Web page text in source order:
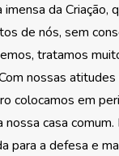
da Criação,
de nós, sem
tratamos
nossas
colocamos em
nossa casa
para a defesa e